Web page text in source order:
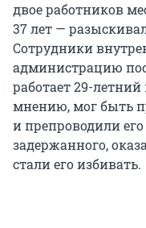
двое работников
37 лет —
Сотрудники
администрацию
работает 29-
мнению, мог быть
и препроводили
задержанного,
стали его избивать.